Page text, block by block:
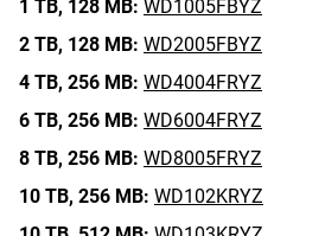
1 TB, 128 MB: WD1005FBYZ
2 TB, 128 MB: WD2005FBYZ
4 TB, 256 MB: WD4004FRYZ
6 TB, 256 MB: WD6004FRYZ
8 TB, 256 MB: WD8005FRYZ
10 TB, 256 MB: WD102KRYZ